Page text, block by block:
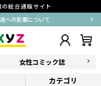
総合通販サイト
への影響について
女性コミック誌
カテゴリ